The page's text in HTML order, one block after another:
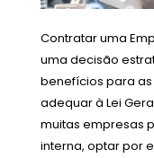
Contratar uma
uma decisão
benefícios para
adequar à Lei
muitas empresas
interna, optar por